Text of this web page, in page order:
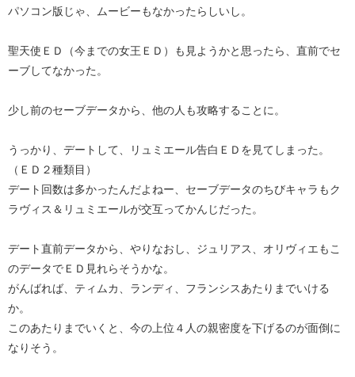
パソコン版じゃ、ムービーもなかったらしいし。
聖天使ＥＤ（今までの女王ＥＤ）も見ようかと思ったら、直前でセ
ーブしてなかった。
少し前のセーブデータから、他の人も攻略することに。
うっかり、デートして、リュミエール告白ＥＤを見てしまった。
（ＥＤ２種類目）
デート回数は多かったんだよねー、セーブデータのちびキャラもク
ラヴィス＆リュミエールが交互ってかんじだった。
デート直前データから、やりなおし、ジュリアス、オリヴィエもこ
のデータでＥＤ見れらそうかな。
がんばれば、ティムカ、ランディ、フランシスあたりまでいける
か。
このあたりまでいくと、今の上位４人の親密度を下げるのが面倒に
なりそう。